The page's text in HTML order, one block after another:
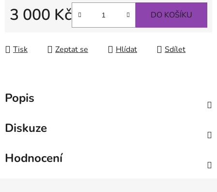
3 000 Kč DO KOŠÍKU
Tisk Zeptat se Hlídat Sdílet
Popis
Diskuze
Hodnocení